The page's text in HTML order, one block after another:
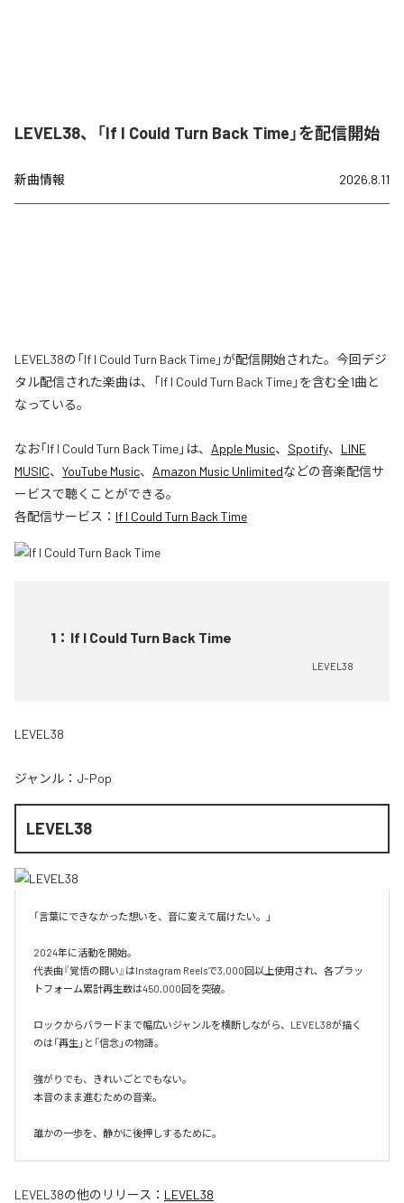
LEVEL38、「If I Could Turn Back Time」を配信開始
新曲情報 2026.8.11
LEVEL38の「If I Could Turn Back Time」が配信開始された。今回デジ
タル配信された楽曲は、「If I Could Turn Back Time」を含む全1曲と
なっている。
なお「If I Could Turn Back Time」は、 Apple Music、 Spotify、 LINE
MUSIC、 YouTube Music、 Amazon Music Unlimitedなどの音楽配信サ
ービスで聴くことができる。
各配信サービス： If I Could Turn Back Time
1 ： If I Could Turn Back Time
LEVEL38
LEVEL38
ジャンル： J-Pop
LEVEL38
「言葉にできなかった想いを、音に変えて届けたい。」
2024年に活動を開始。
代表曲『覚悟の闘い』はInstagram Reelsで3,000回以上使用され、各プラッ
トフォーム累計再生数は450,000回を突破。
ロックからバラードまで幅広いジャンルを横断しながら、LEVEL38が描く
のは「再生」と「信念」の物語。
強がりでも、きれいごとでもない。
本音のまま進むための音楽。
誰かの一歩を、静かに後押しするために。
LEVEL38の他のリリース： LEVEL38